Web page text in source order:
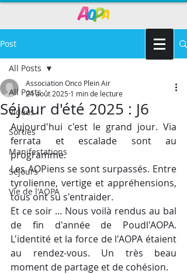
Post
All Posts
Vidéos
Sorties
Manifestations
Séjours
Vie de l'AOPA
All Posts
Séjour d'été 2025 : J6
Association Onco Plein Air
24 août 2025 1 min de lecture
Aujourd'hui c'est le grand jour. Via
ferrata et escalade sont au
programme.
Les AOPiens se sont surpassés. Entre
tyrolienne, vertige et appréhensions,
tous ont su s'entraider.
Et ce soir ... Nous voilà rendus au bal
de fin d'année de Poudl'AOPA.
L'identité et la force de l'AOPA étaient
au rendez-vous. Un très beau
moment de partage et de cohésion.